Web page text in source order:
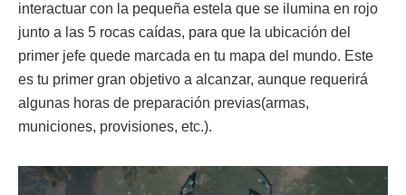
interactuar con la pequeña estela que se ilumina en rojo
junto a las 5 rocas caídas, para que la ubicación del
primer jefe quede marcada en tu mapa del mundo. Este
es tu primer gran objetivo a alcanzar, aunque requerirá
algunas horas de preparación previas(armas,
municiones, provisiones, etc.).